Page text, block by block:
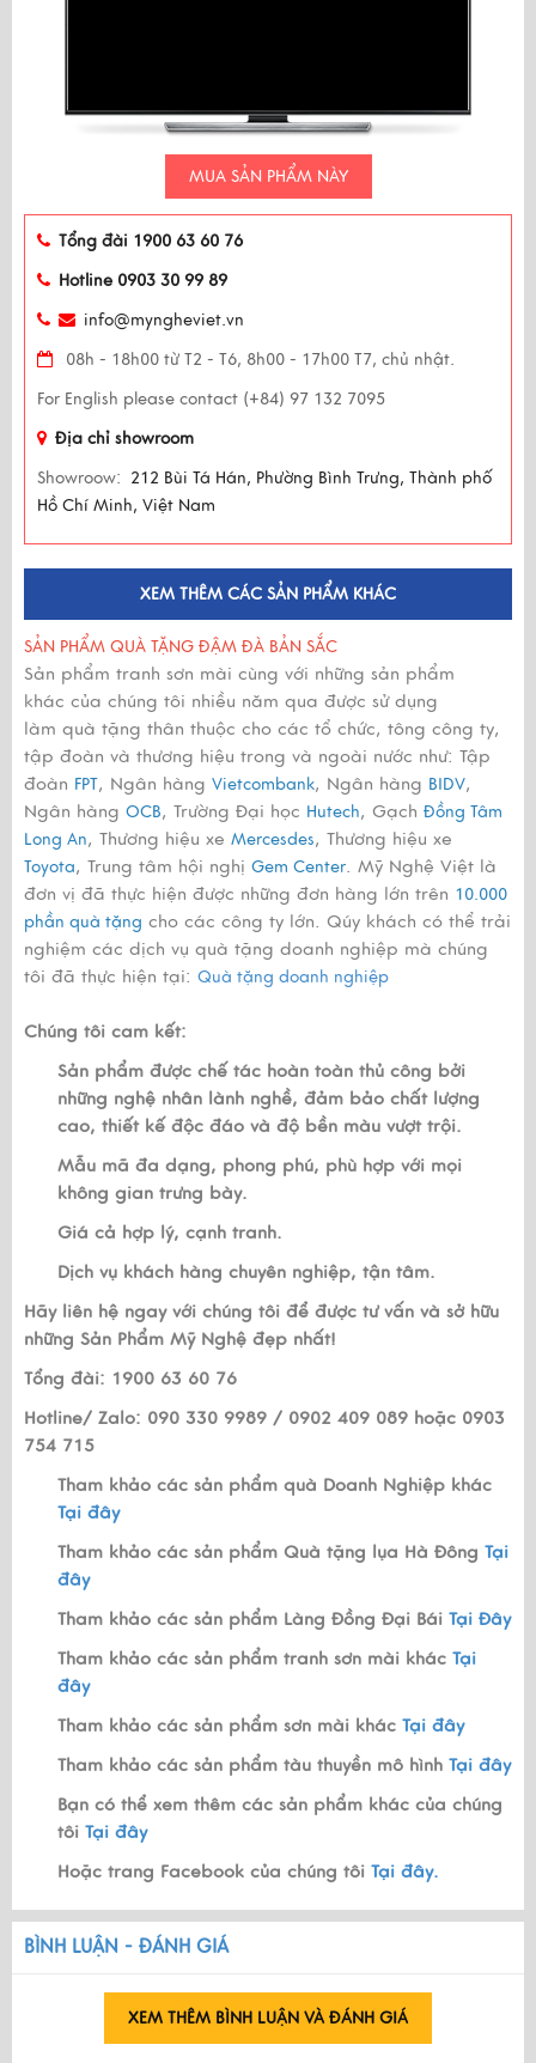
MUA SẢN PHẨM NÀY
Tổng đài 1900 63 60 76
Hotline 0903 30 99 89
info@myngheviet.vn
08h - 18h00 từ T2 - T6, 8h00 - 17h00 T7, chủ nhật.
For English please contact (+84) 97 132 7095
Địa chỉ showroom
Showroow: 212 Bùi Tá Hán, Phường Bình Trưng, Thành phố
Hồ Chí Minh, Việt Nam
XEM THÊM CÁC SẢN PHẨM KHÁC
SẢN PHẨM QUÀ TẶNG ĐẬM ĐÀ BẢN SẮC
Sản phẩm tranh sơn mài cùng với những sản phẩm
khác của chúng tôi nhiều năm qua được sử dụng
làm quà tặng thân thuộc cho các tổ chức, tông công ty,
tập đoàn và thương hiệu trong và ngoài nước như: Tập
đoàn FPT, Ngân hàng Vietcombank, Ngân hàng BIDV,
Ngân hàng OCB, Trường Đại học Hutech, Gạch Đồng Tâm
Long An, Thương hiệu xe Mercesdes, Thương hiệu xe
Toyota, Trung tâm hội nghị Gem Center. Mỹ Nghệ Việt là
đơn vị đã thực hiện được những đơn hàng lớn trên 10.000
phần quà tặng cho các công ty lớn. Qúy khách có thể trải
nghiệm các dịch vụ quà tặng doanh nghiệp mà chúng
tôi đã thực hiện tại: Quà tặng doanh nghiệp
Chúng tôi cam kết:
Sản phẩm được chế tác hoàn toàn thủ công bởi
những nghệ nhân lành nghề, đảm bảo chất lượng
cao, thiết kế độc đáo và độ bền màu vượt trội.
Mẫu mã đa dạng, phong phú, phù hợp với mọi
không gian trưng bày.
Giá cả hợp lý, cạnh tranh.
Dịch vụ khách hàng chuyên nghiệp, tận tâm.
Hãy liên hệ ngay với chúng tôi để được tư vấn và sở hữu
những Sản Phẩm Mỹ Nghệ đẹp nhất!
Tổng đài: 1900 63 60 76
Hotline/ Zalo: 090 330 9989 / 0902 409 089 hoặc 0903
754 715
Tham khảo các sản phẩm quà Doanh Nghiệp khác
Tại đây
Tham khảo các sản phẩm Quà tặng lụa Hà Đông Tại
đây
Tham khảo các sản phẩm Làng Đồng Đại Bái Tại Đây
Tham khảo các sản phẩm tranh sơn mài khác Tại
đây
Tham khảo các sản phẩm sơn mài khác Tại đây
Tham khảo các sản phẩm tàu thuyền mô hình Tại đây
Bạn có thể xem thêm các sản phẩm khác của chúng
tôi Tại đây
Hoặc trang Facebook của chúng tôi Tại đây.
BÌNH LUẬN - ĐÁNH GIÁ
XEM THÊM BÌNH LUẬN VÀ ĐÁNH GIÁ